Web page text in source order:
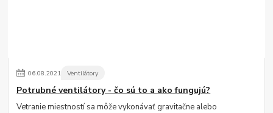
06.08.2021 Ventilátory
Potrubné ventilátory - čo sú to a ako fungujú?
Vetranie miestností sa môže vykonávať gravitačne alebo